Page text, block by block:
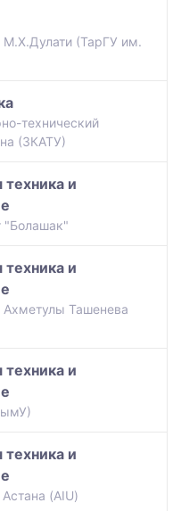
М.Х.Дулати (ТарГУ им.
технический
(ЗКАТУ)
и
"Болашак"
и
Ташенева
и
и
(AIU)